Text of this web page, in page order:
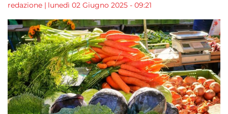
redazione | lunedì 02 Giugno 2025 - 09:21